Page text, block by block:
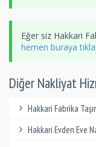
Eğer siz Hakkari
hemen buraya
Diğer Nakliyat
Hakkari Fabrika
Hakkari Evden Eve